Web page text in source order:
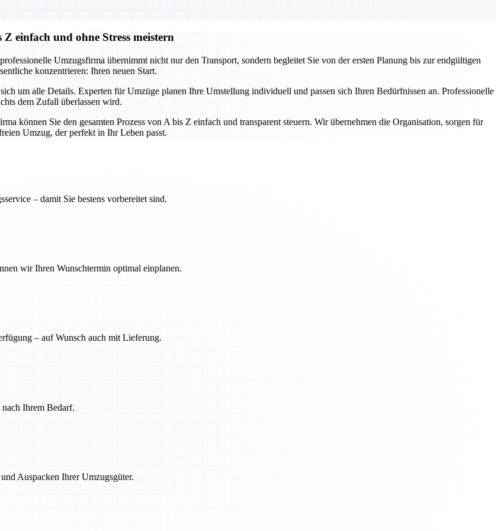
einfach und ohne Stress meistern
Umzugsfirma übernimmt nicht nur den Transport, sondern begleitet Sie von der ersten Planung bis zur endgültigen
konzentrieren: Ihren neuen Start.
um alle Details. Experten für Umzüge planen Ihre Umstellung individuell und passen sich Ihren Bedürfnissen an. Professionelle
dem Zufall überlassen wird.
können Sie den gesamten Prozess von A bis Z einfach und transparent steuern. Wir übernehmen die Organisation, sorgen für
Umzug, der perfekt in Ihr Leben passt.
– damit Sie bestens vorbereitet sind.
wir Ihren Wunschtermin optimal einplanen.
– auf Wunsch auch mit Lieferung.
Ihrem Bedarf.
Auspacken Ihrer Umzugsgüter.